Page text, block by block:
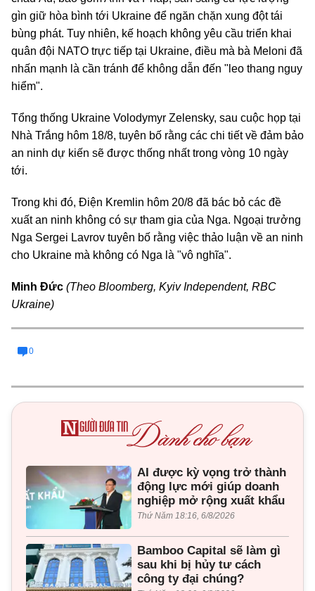
gìn giữ hòa bình tới Ukraine để ngăn chặn xung đột tái
bùng phát. Tuy nhiên, kế hoạch không yêu cầu triển khai
quân đội NATO trực tiếp tại Ukraine, điều mà bà Meloni đã
nhấn mạnh là cần tránh để không dẫn đến "leo thang nguy
hiểm".
Tổng thống Ukraine Volodymyr Zelensky, sau cuộc họp tại
Nhà Trắng hôm 18/8, tuyên bố rằng các chi tiết về đảm bảo
an ninh dự kiến sẽ được thống nhất trong vòng 10 ngày
tới.
Trong khi đó, Điện Kremlin hôm 20/8 đã bác bỏ các đề
xuất an ninh không có sự tham gia của Nga. Ngoại trưởng
Nga Sergei Lavrov tuyên bố rằng việc thảo luận về an ninh
cho Ukraine mà không có Nga là "vô nghĩa".
Minh Đức (Theo Bloomberg, Kyiv Independent, RBC
Ukraine)
0
AI được kỳ vọng trở thành
động lực mới giúp doanh
nghiệp mở rộng xuất khẩu
Thứ Năm 18:16, 6/8/2026
Bamboo Capital sẽ làm gì
sau khi bị hủy tư cách
công ty đại chúng?